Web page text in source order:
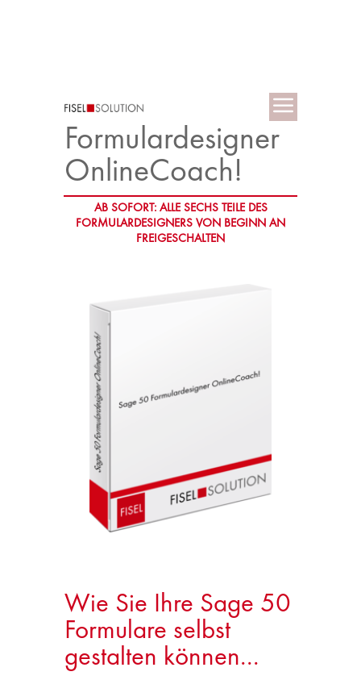
Formulardesigner
OnlineCoach!
AB SOFORT: ALLE SECHS TEILE DES
FORMULARDESIGNERS VON BEGINN AN
FREIGESCHALTEN
Wie Sie Ihre Sage 50
Formulare selbst
gestalten können...